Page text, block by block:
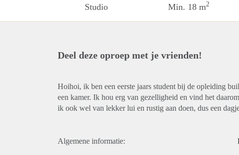
Studio Min. 18 m2
Deel deze oproep met je vrienden!
Hoihoi, ik ben een eerste jaars student bij de opleiding
een kamer. Ik hou erg van gezelligheid en vind het
ik ook wel van lekker lui en rustig aan doen, dus een
Algemene informatie: